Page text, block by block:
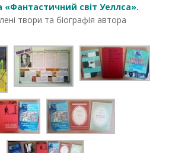
світ Уеллса».
твори та біографія автора